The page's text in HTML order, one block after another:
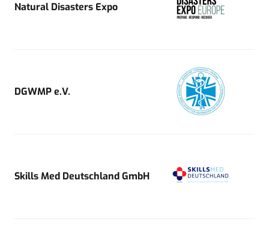
Natural Disasters Expo
DGWMP e.V.
Skills Med Deutschland GmbH